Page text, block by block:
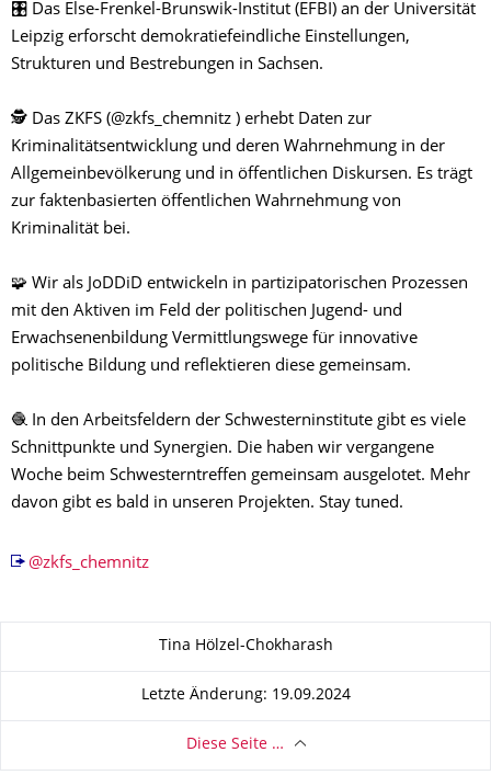
🎛️ Das Else-Frenkel-Brunswik-Institut (EFBI) an der Universität
Leipzig erforscht demokratiefeindliche Einstellungen,
Strukturen und Bestrebungen in Sachsen.
🕵️ Das ZKFS (@zkfs_chemnitz ) erhebt Daten zur
Kriminalitätsentwicklung und deren Wahrnehmung in der
Allgemeinbevölkerung und in öffentlichen Diskursen. Es trägt
zur faktenbasierten öffentlichen Wahrnehmung von
Kriminalität bei.
🧩 Wir als JoDDiD entwickeln in partizipatorischen Prozessen
mit den Aktiven im Feld der politischen Jugend- und
Erwachsenenbildung Vermittlungswege für innovative
politische Bildung und reflektieren diese gemeinsam.
🧶 In den Arbeitsfeldern der Schwesterninstitute gibt es viele
Schnittpunkte und Synergien. Die haben wir vergangene
Woche beim Schwesterntreffen gemeinsam ausgelotet. Mehr
davon gibt es bald in unseren Projekten. Stay tuned.
@zkfs_chemnitz
Zu dieser SeiteTina Hölzel-Chokharash
Letzte Änderung: 19.09.2024
Diese Seite …